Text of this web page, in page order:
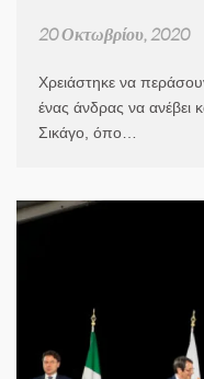
20 Οκτωβρίου, 2020
Χρειάστηκε να
ένας άνδρας να ανέβει
Σικάγο, όπο…